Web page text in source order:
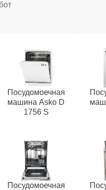
Посудомоечная
машина Asko D
1756 S
Посудомоечная